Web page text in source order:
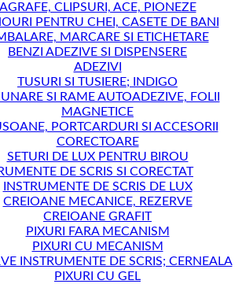
AGRAFE, CLIPSURI, ACE, PIONEZE
PENTRU CHEI, CASETE DE BANI
MARCARE SI ETICHETARE
BENZI ADEZIVE SI DISPENSERE
ADEZIVI
TUSURI SI TUSIERE; INDIGO
SI RAME AUTOADEZIVE, FOLII
MAGNETICE
PORTCARDURI SI ACCESORII
CORECTOARE
SETURI DE LUX PENTRU BIROU
DE SCRIS SI CORECTAT
INSTRUMENTE DE SCRIS DE LUX
CREIOANE MECANICE, REZERVE
CREIOANE GRAFIT
PIXURI FARA MECANISM
PIXURI CU MECANISM
INSTRUMENTE DE SCRIS; CERNEALA
PIXURI CU GEL